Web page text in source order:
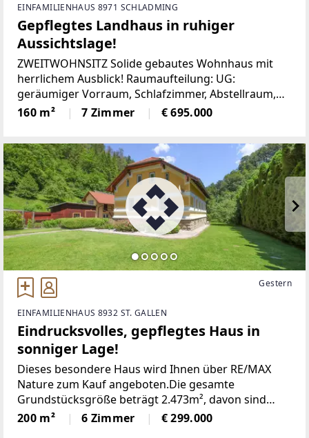
EINFAMILIENHAUS 8971 SCHLADMING
Gepflegtes Landhaus in ruhiger
Aussichtslage!
ZWEITWOHNSITZ Solide gebautes Wohnhaus mit
herrlichem Ausblick! Raumaufteilung: UG:
geräumiger Vorraum, Schlafzimmer, Abstellraum,
großer Keller und Garage mit Zugang in das Haus
EG: abgeschlossene Küche, geräumiges
160 m² 7 Zimmer € 695.000
Gestern
EINFAMILIENHAUS 8932 ST. GALLEN
Eindrucksvolles, gepflegtes Haus in
sonniger Lage!
Dieses besondere Haus wird Ihnen über RE/MAX
Nature zum Kauf angeboten.Die gesamte
Grundstücksgröße beträgt 2.473m², davon sind
1.604m² Bauland und der Rest hat eine
landwirtschaftliche Widmung (Wald).Das Haus hat
200 m² 6 Zimmer € 299.000